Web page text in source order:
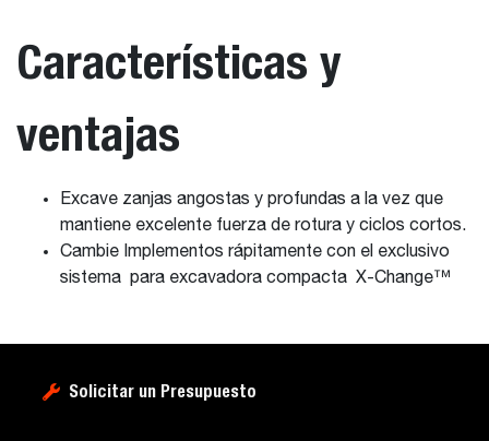
Características y
ventajas
Excave zanjas angostas y profundas a la vez que
mantiene excelente fuerza de rotura y ciclos cortos.
Cambie Implementos rápitamente con el exclusivo
sistema para excavadora compacta X-Change™
Solicitar un Presupuesto